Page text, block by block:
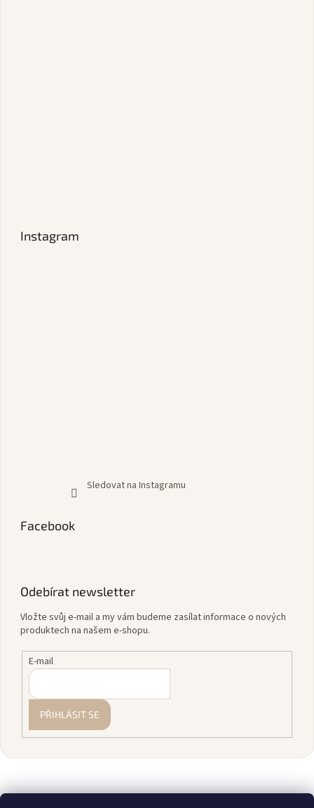
Instagram
Sledovat na Instagramu
Facebook
Odebírat newsletter
Vložte svůj e-mail a my vám budeme zasílat informace o nových
produktech na našem e-shopu.
E-mail
PŘIHLÁSIT SE